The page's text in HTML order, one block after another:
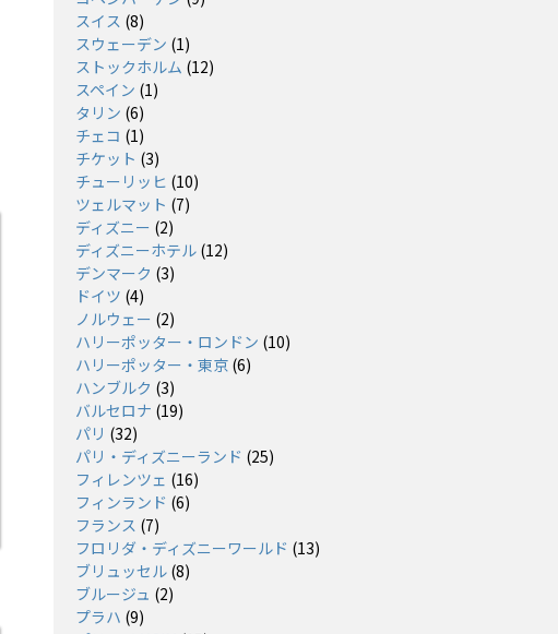
スイス (8)
スウェーデン (1)
ストックホルム (12)
スペイン (1)
タリン (6)
チェコ (1)
チケット (3)
チューリッヒ (10)
ツェルマット (7)
ディズニー (2)
ディズニーホテル (12)
デンマーク (3)
ドイツ (4)
ノルウェー (2)
ハリーポッター・ロンドン (10)
ハリーポッター・東京 (6)
ハンブルク (3)
バルセロナ (19)
パリ (32)
パリ・ディズニーランド (25)
フィレンツェ (16)
フィンランド (6)
フランス (7)
フロリダ・ディズニーワールド (13)
ブリュッセル (8)
ブルージュ (2)
プラハ (9)